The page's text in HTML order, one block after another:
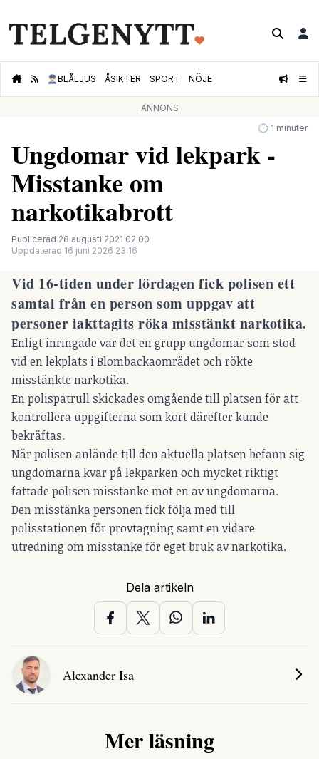
👮🏻‍♂️BLÅLJUS ÅSIKTER SPORT NÖJE
ANNONS
🕝 1 minuter
Ungdomar vid lekpark -
Misstanke om
narkotikabrott
Publicerad 28 augusti 2021 02:00
Uppdaterad 16 juni 2026 23:16
Vid 16-tiden under lördagen fick polisen ett
samtal från en person som uppgav att
personer iakttagits röka misstänkt narkotika.
Enligt inringade var det en grupp ungdomar som stod
vid en lekplats i Blombackaområdet och rökte
misstänkte narkotika.
En polispatrull skickades omgående till platsen för att
kontrollera uppgifterna som kort därefter kunde
bekräftas.
När polisen anlände till den aktuella platsen befann sig
ungdomarna kvar på lekparken och mycket riktigt
fattade polisen misstanke mot en av ungdomarna.
Den misstänka personen fick följa med till
polisstationen för provtagning samt en vidare
utredning om misstanke för eget bruk av narkotika.
Dela artikeln
Alexander Isa
Mer läsning